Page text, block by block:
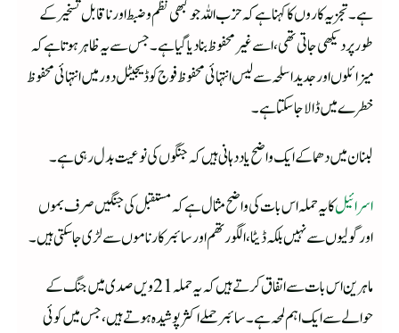
ہے۔تجزیہ کاروں کا کہنا ہے کہ حزب اللہ جو کبھی نظم و ضبط اور ناقابل تسخیر کے
طور پر دیکھی جاتی تھی، اسے غیر محفوظ بنا دیا گیا ہے۔ جس سے یہ ظاہر ہوتا ہے کہ
میزائلوں اور جدید اسلحہ سے لیس انتہائی محفوظ فوج کو ڈیجیٹل دور میں انتہائی محفوظ
خطرے میں ڈالا جاسکتا ہے۔
لبنان میں دھماکے ایک واضح یاد دہانی ہیں کہ جنگوں کی نوعیت بدل رہی ہے۔
اسرائیلکا یہ حملہ اس بات کی واضح مثال ہے کہ مستقبل کی جنگیں صرف بموں
اور گولیوں سے نہیں بلکہ ڈیٹا، الگورتھم اور سائبر کارناموں سے لڑی جا سکتی ہیں۔
ماہرین اس بات سے اتفاق کرتے ہیں کہ یہ حملہ 21 ویں صدی میں جنگ کے
حوالے سے ایک اہم لمحہ ہے۔ سائبر حملے اکثر پوشیدہ ہوتے ہیں، جس میں کوئی